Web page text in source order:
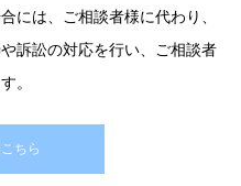
には、ご相談者様に代わり、
訴訟の対応を行い、ご相談者
。
ちら